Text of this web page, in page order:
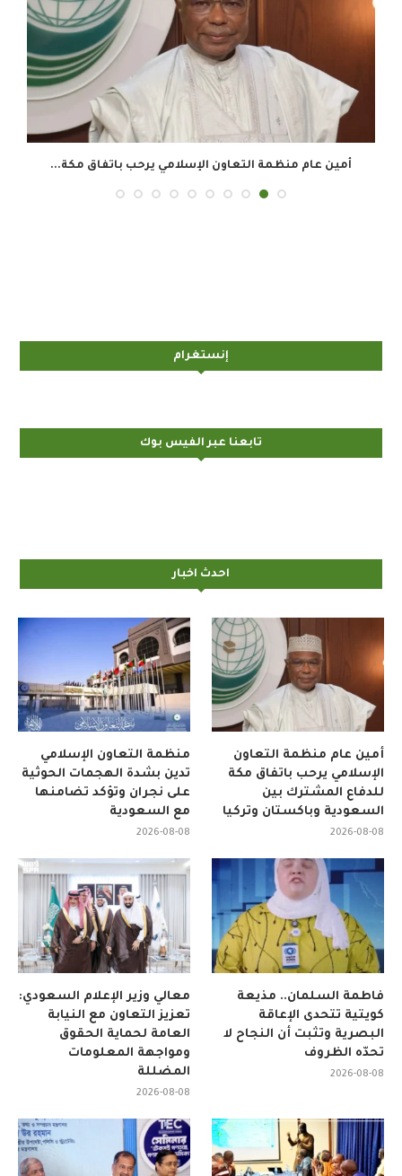
أمين عام منظمة التعاون الإسلامي يرحب باتفاق مكة...
إنستغرام
تابعنا عبر الفيس بوك
احدث اخبار
منظمة التعاون الإسلامي
تدين بشدة الهجمات الحوثية
على نجران وتؤكد تضامنها
مع السعودية
2026-08-08
أمين عام منظمة التعاون
الإسلامي يرحب باتفاق مكة
للدفاع المشترك بين
السعودية وباكستان وتركيا
2026-08-08
معالي وزير الإعلام السعودي:
تعزيز التعاون مع النيابة
العامة لحماية الحقوق
ومواجهة المعلومات
المضللة
2026-08-08
فاطمة السلمان.. مذيعة
كويتية تتحدى الإعاقة
البصرية وتثبت أن النجاح لا
تحدّه الظروف
2026-08-08